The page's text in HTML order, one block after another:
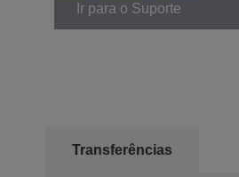
Ir para o Suporte
Transferências